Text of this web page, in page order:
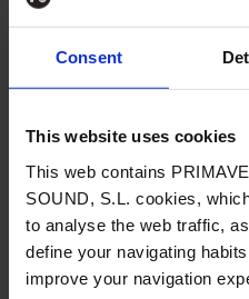
Consent
This website uses cookies
This web contains
SOUND, S.L. cookies,
to analyse the web traffic,
define your navigating
improve your navigation
más bien como
sobre las
transmisión, su
en el mercado
verdaderamente
de portada del
2019).